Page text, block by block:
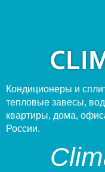
Кондиционеры и
тепловые завесы,
квартиры, дома,
России.